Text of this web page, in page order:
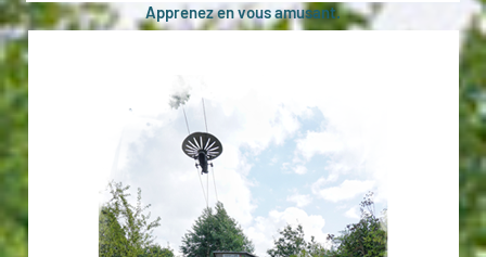
Apprenez en vous amusant.